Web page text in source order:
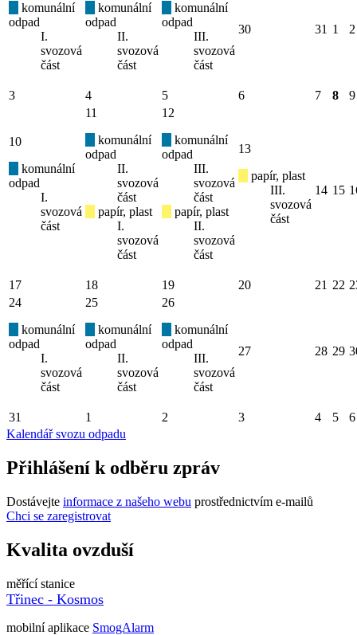
komunální
odpad
I.
svozová
část
komunální
odpad
II.
svozová
část
komunální
odpad
III.
svozová
část
30 31 1 2
3 4 5 6 7 8 9
10
komunální
odpad
I.
svozová
část
11
komunální
odpad
II.
svozová
část
papír, plast
I.
svozová
část
12
komunální
odpad
III.
svozová
část
papír, plast
II.
svozová
část
13
papír, plast
III.
svozová
část
14 15
17 18 19 20 21 22
24
komunální
odpad
I.
svozová
část
25
komunální
odpad
II.
svozová
část
26
komunální
odpad
III.
svozová
část
27 28 29
31 1 2 3 4 5
6
Kalendář svozu odpadu
Přihlášení k odběru zpráv
Dostávejte informace z našeho webu prostřednictvím e-mailů
Chci se zaregistrovat
Kvalita ovzduší
měřící stanice
Třinec - Kosmos
mobilní aplikace SmogAlarm